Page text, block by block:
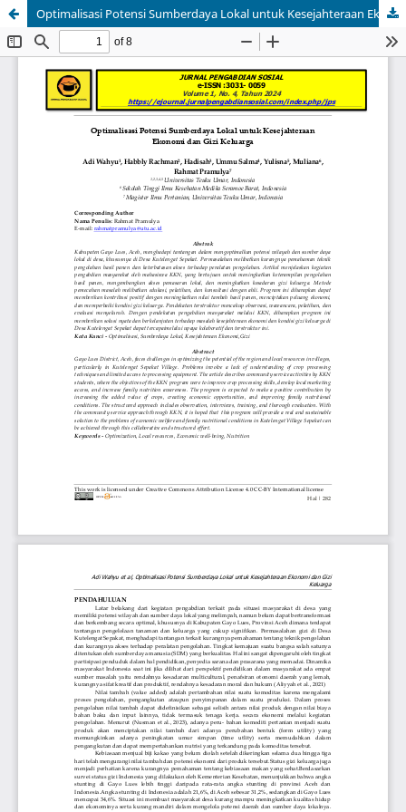
Optimalisasi Potensi Sumberdaya Lokal untuk Kesejahteraan Ekonomi dan Gizi Keluarga